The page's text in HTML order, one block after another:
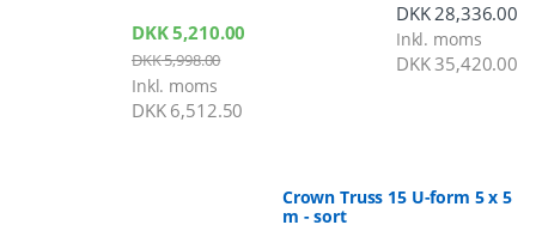
DKK5,210.00
DKK5,998.00
Inkl. moms
DKK6,512.50
DKK28,336.00
Inkl. moms
DKK35,420.00
Crown Truss 15 U-form 5 x 5
m - sort